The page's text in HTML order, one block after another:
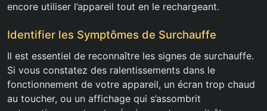
encore utiliser l’appareil tout en le rechargeant.
Identifier les Symptômes de Surchauffe
Il est essentiel de reconnaître les signes de surchauffe.
Si vous constatez des ralentissements dans le
fonctionnement de votre appareil, un écran trop chaud
au toucher, ou un affichage qui s’assombrit